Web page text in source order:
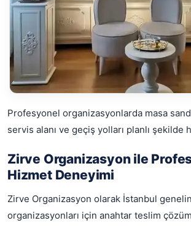
Profesyonel organizasyonlarda masa
servis alanı ve geçiş yolları planlı şekilde
Zirve Organizasyon ile
Hizmet Deneyimi
Zirve Organizasyon olarak İstanbul
organizasyonları için anahtar teslim